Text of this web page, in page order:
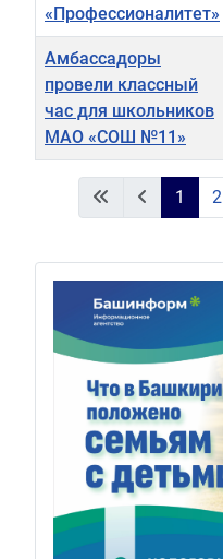
Материалы
«Профессионалитет»
Амбассадоры
провели классный
час для школьников
МАО «СОШ №11»
1 2